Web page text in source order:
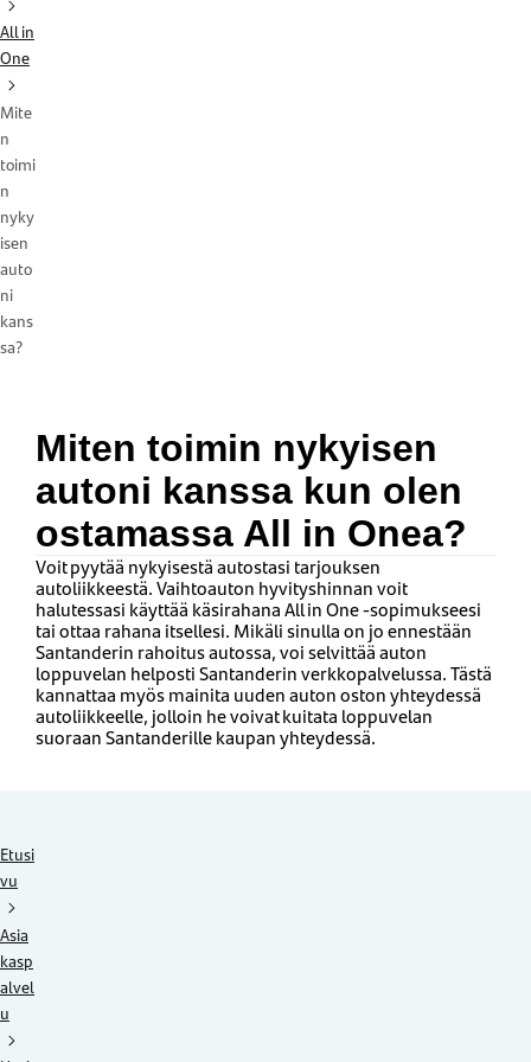
All in
One
Mite
n
toimi
n
nyky
isen
auto
ni
kans
sa?
Miten toimin nykyisen
autoni kanssa kun olen
ostamassa All in Onea?
Voit pyytää nykyisestä autostasi tarjouksen
autoliikkeestä. Vaihtoauton hyvityshinnan voit
halutessasi käyttää käsirahana All in One -sopimukseesi
tai ottaa rahana itsellesi. Mikäli sinulla on jo ennestään
Santanderin rahoitus autossa, voi selvittää auton
loppuvelan helposti Santanderin verkkopalvelussa. Tästä
kannattaa myös mainita uuden auton oston yhteydessä
autoliikkeelle, jolloin he voivat kuitata loppuvelan
suoraan Santanderille kaupan yhteydessä.
Etusi
vu
Asia
kasp
alvel
u